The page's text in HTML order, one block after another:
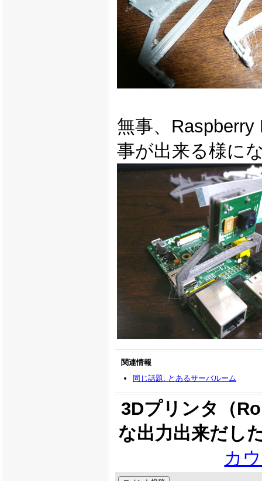
無事、
事が出来る様に
関連情報
同じ話題: とあるサーバルーム
3Dプリンタ（
な出力出来だし
カ